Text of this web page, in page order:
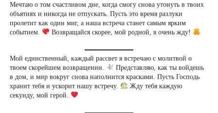
Мечтаю о том счастливом дне, когда смогу снова утонуть в твоих
объятиях и никогда не отпускать. Пусть это время разлуки
пролетит как один миг, а наша встреча станет самым ярким
событием.
Возвращайся скорее, мой родной, я очень жду!
Мой единственный, каждый рассвет я встречаю с молитвой о
твоем скорейшем возвращении.
Представляю, как ты войдешь
в дом, и мир вокруг снова наполнится красками. Пусть Господь
хранит тебя и ускорит нашу встречу.
Жду тебя каждую
секунду, мой герой.